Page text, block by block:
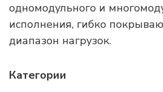
одномодульного и
исполнения, гибко
диапазон нагрузок.
Категории